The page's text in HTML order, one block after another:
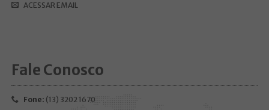
ACESSAR EMAIL
Fale Conosco
Fone: (13) 3202 1670